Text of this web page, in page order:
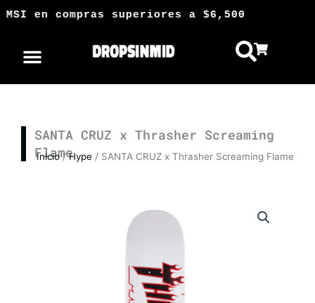
en compras superiores a $6,500
SANTA CRUZ x Thrasher Screaming
Flame
Inicio/Hype / SANTA CRUZ x Thrasher Screaming Flame